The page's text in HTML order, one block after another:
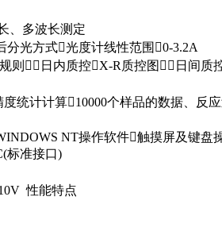
、多波长测定
分光方式光度计线性范围0-3.2A
则日内质控X-R质控图日间质
统计计算10000个样品的数据、反
NT操作软件触摸屏及键盘
标准接口)
性能特点